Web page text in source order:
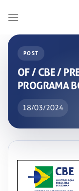
POST
OF / CBE /
PROGRAMA
18/03/2024